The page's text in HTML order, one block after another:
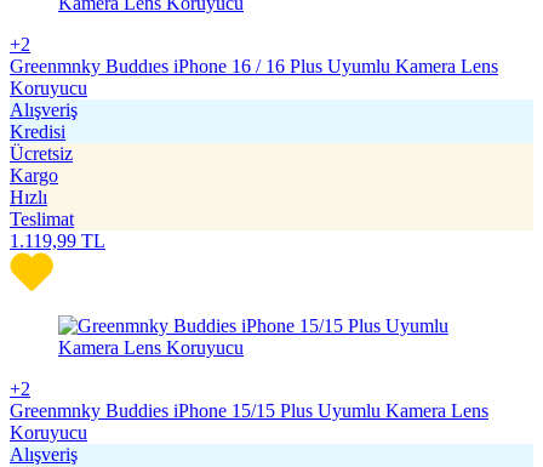
+2
Greenmnky Buddıes iPhone 16 / 16 Plus Uyumlu Kamera Lens
Koruyucu
Alışveriş
Kredisi
Ücretsiz
Kargo
Hızlı
Teslimat
1.119,99 TL
+2
Greenmnky Buddies iPhone 15/15 Plus Uyumlu Kamera Lens
Koruyucu
Alışveriş